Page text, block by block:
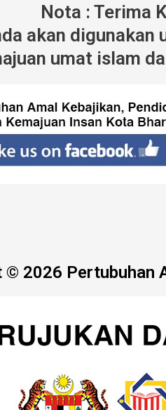
Nota : Terima
akan
umat islam
© 2026 Pertubuhan